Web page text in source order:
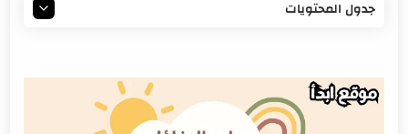
جدول المحتويات
حسن الظن بالله والتفاؤل
سر حسن الظن بالله